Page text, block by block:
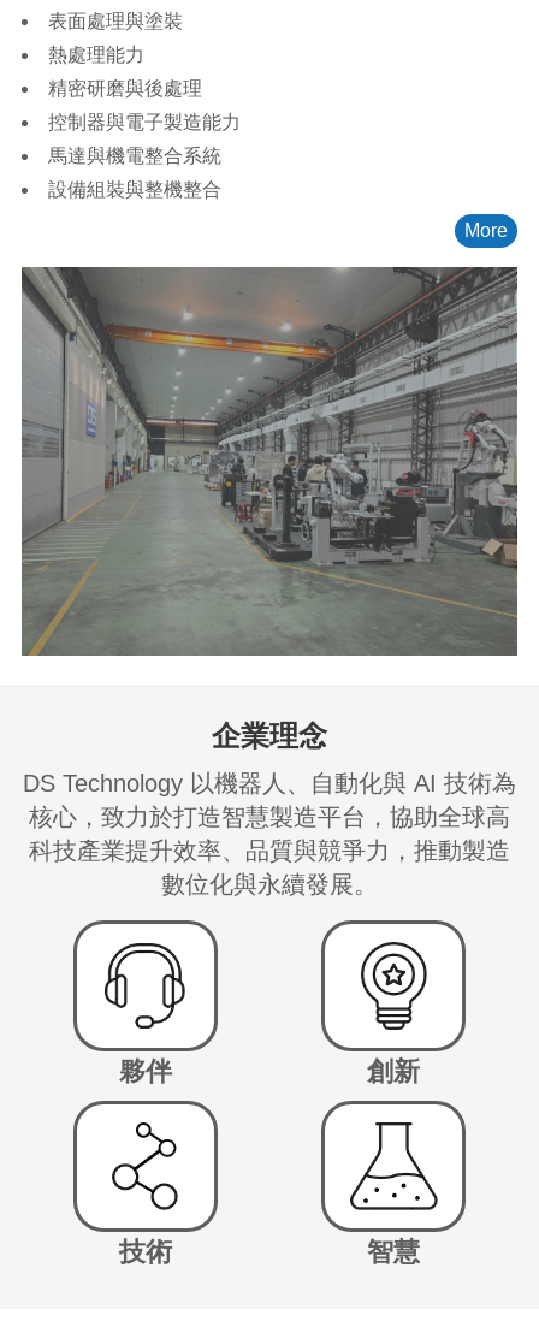
表面處理與塗裝
熱處理能力
精密研磨與後處理
控制器與電子製造能力
馬達與機電整合系統
設備組裝與整機整合
More
企業理念
DS Technology 以機器人、自動化與 AI 技術為
核心，致力於打造智慧製造平台，協助全球高
科技產業提升效率、品質與競爭力，推動製造
數位化與永續發展。
夥伴 創新
技術 智慧